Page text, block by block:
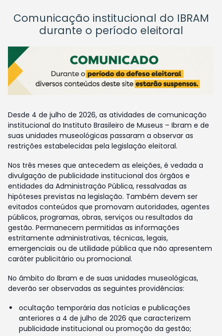
Comunicação institucional do IBRAM
durante o período eleitoral
Desde 4 de julho de 2026, as atividades de comunicação
institucional do Instituto Brasileiro de Museus – Ibram e de
suas unidades museológicas passaram a observar as
restrições estabelecidas pela legislação eleitoral.
Nos três meses que antecedem as eleições, é vedada a
divulgação de publicidade institucional dos órgãos e
entidades da Administração Pública, ressalvadas as
hipóteses previstas na legislação. Também devem ser
evitados conteúdos que promovam autoridades, agentes
públicos, programas, obras, serviços ou resultados da
gestão. Permanecem permitidas as informações
estritamente administrativas, técnicas, legais,
emergenciais ou de utilidade pública que não apresentem
caráter publicitário ou promocional.
No âmbito do Ibram e de suas unidades museológicas,
deverão ser observadas as seguintes providências:
ocultação temporária das notícias e publicações
anteriores a 4 de julho de 2026 que caracterizem
publicidade institucional ou promoção da gestão;